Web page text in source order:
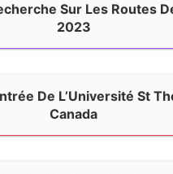
Sur Les Routes
2023
De L’Université St
Canada